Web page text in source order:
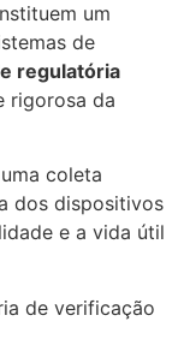
um
de
regulatória
rigorosa da
coleta
dos dispositivos
e a vida útil
de verificação